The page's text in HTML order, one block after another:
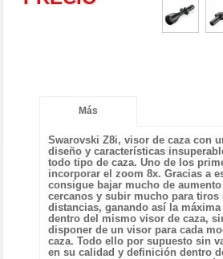
Más
Swarovski Z8i, visor de caza con
diseño y características
todo tipo de caza.Uno de los
incorporar el zoom 8x. Gracias a
consigue bajar mucho de
cercanos y subir mucho para tiros
distancias, ganando así la
dentro del mismo visor de caza,
disponer de un visor para cada
caza.Todo ello por supuesto sin
en su calidad y definición dentro